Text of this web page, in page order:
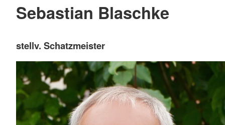
Sebastian Blaschke
stellv. Schatzmeister